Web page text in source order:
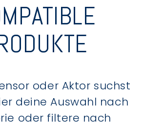
oder Aktor suchst
deine Auswahl nach
oder filtere nach